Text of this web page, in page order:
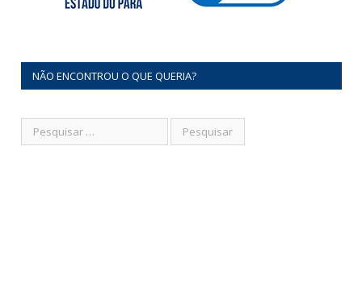
NÃO ENCONTROU O QUE QUERIA?